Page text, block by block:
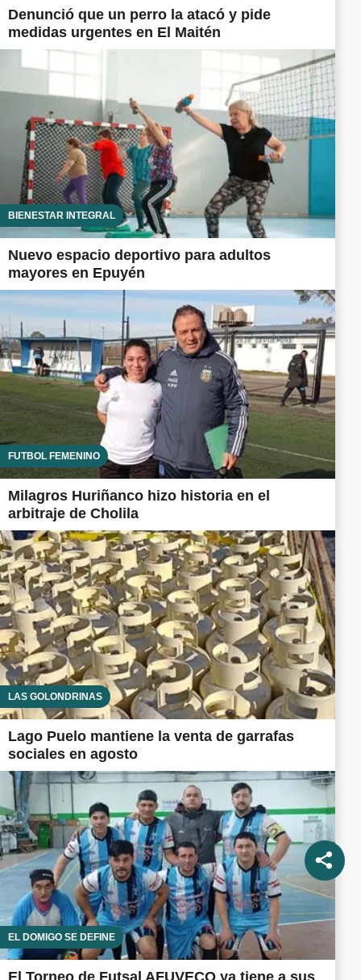
Denunció que un perro la atacó y pide
medidas urgentes en El Maitén
BIENESTAR INTEGRAL
Nuevo espacio deportivo para adultos
mayores en Epuyén
FUTBOL FEMENINO
Milagros Huriñanco hizo historia en el
arbitraje de Cholila
LAS GOLONDRINAS
Lago Puelo mantiene la venta de garrafas
sociales en agosto
EL DOMIGO SE DEFINE